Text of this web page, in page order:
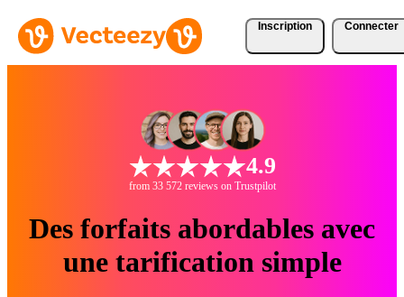
Inscription Connecter
4.9
from 33 572 reviews on Trustpilot
Des forfaits abordables avec
une tarification simple